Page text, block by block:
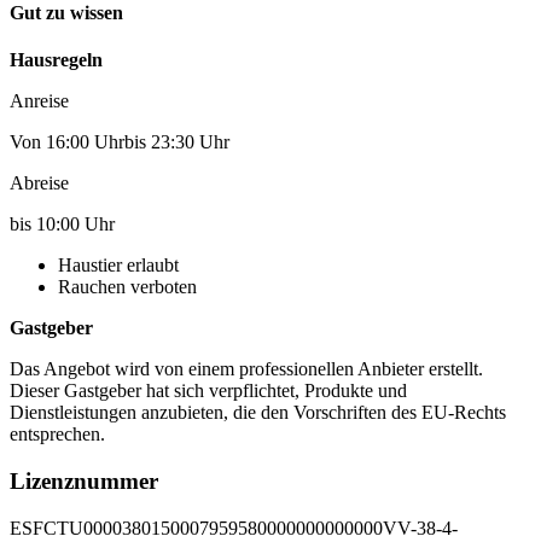
Gut zu wissen
Hausregeln
Anreise
Von 16:00 Uhrbis 23:30 Uhr
Abreise
bis 10:00 Uhr
Haustier erlaubt
Rauchen verboten
Gastgeber
Das Angebot wird von einem professionellen Anbieter erstellt.
Dieser Gastgeber hat sich verpflichtet, Produkte und
Dienstleistungen anzubieten, die den Vorschriften des EU-Rechts
entsprechen.
Lizenznummer
ESFCTU0000380150007959580000000000000VV-38-4-